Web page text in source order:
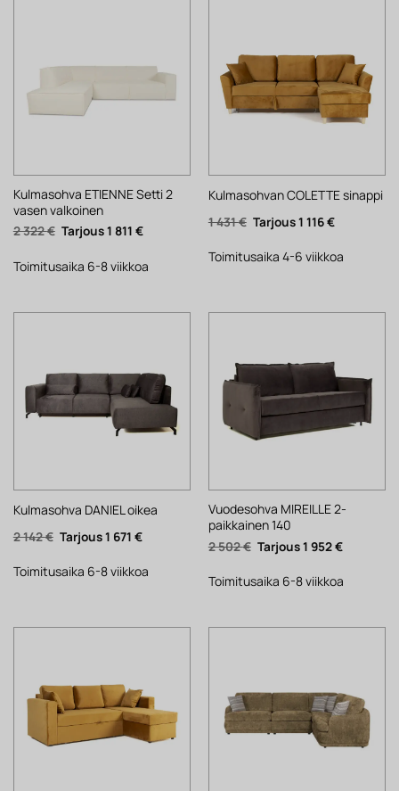
Kulmasohva ETIENNE Setti 2
vasen valkoinen
2 322€ Alkuperäinen
hinta
2
322 €.
1 811 €Nykyinen
1
811 €.
Toimitusaika 6-8 viikkoa
Kulmasohvan COLETTE sinappi
1 431€ Alkuperäinen
hinta
1
431 €.
1 116€Nykyinen
1
116 €.
Toimitusaika 4-6 viikkoa
Kulmasohva DANIEL oikea
2 142€ Alkuperäinen
hinta
2
142 €.
1 671 €Nykyinen
1
671 €.
Toimitusaika 6-8 viikkoa
Vuodesohva MIREILLE 2-
paikkainen 140
2 502€ Alkuperäinen
hinta
2
502 €.
1 952€Nykyinen
1
Toimitusaika 6-8 viikkoa